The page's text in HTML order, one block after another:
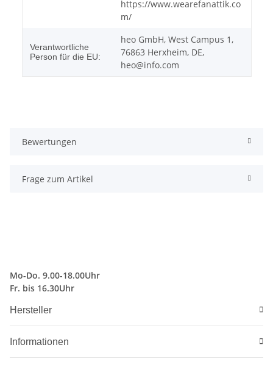
https://www.wearefanattik.co
m/
Verantwortliche
Person für die EU:
heo GmbH, West Campus 1,
76863 Herxheim, DE,
heo@info.com
Bewertungen
Frage zum Artikel
Mo-Do. 9.00-18.00Uhr
Fr. bis 16.30Uhr
Hersteller
Informationen